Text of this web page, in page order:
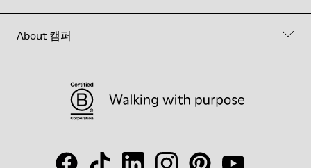
About 캠퍼